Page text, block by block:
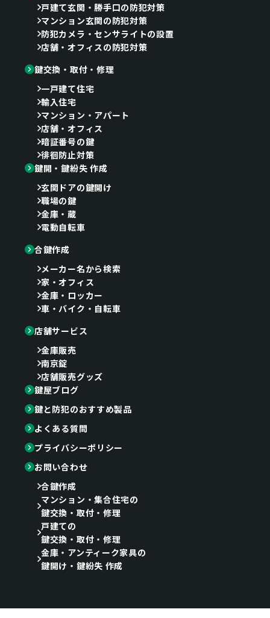
戸建て玄関・勝手口の防犯対策
マンション玄関の防犯対策
防犯カメラ・センサライトの設置
店舗・オフィスの防犯対策
鍵交換・取付・修理
一戸建て住宅
輸入住宅
マンション・アパート
店舗・オフィス
暗証番号の鍵
徘徊防止対策
鍵開・鍵紛失 作成
玄関ドアの鍵開け
職場の鍵
金庫・蔵
電動自転車
合鍵作成
メーカー名から検索
家・オフィス
金庫・ロッカー
車・バイク・自転車
店舗サービス
金庫販売
南京錠
店舗販売グッズ
鍵屋ブログ
鍵と防犯のおすすめ製品
よくある質問
プライバシーポリシー
お問い合わせ
合鍵作成
マンション・集合住宅の
鍵交換・取付・修理
戸建ての
鍵交換・取付・修理
金庫・アンティーク家具の
鍵開け・鍵紛失 作成